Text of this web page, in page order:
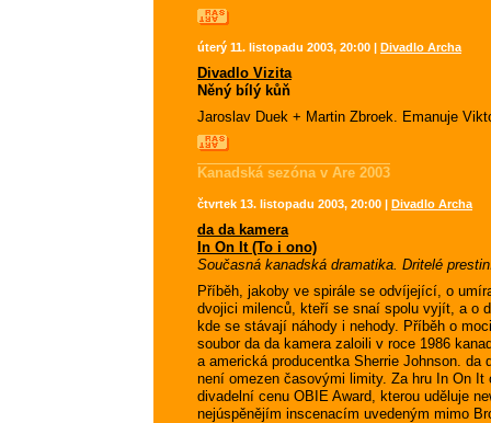
úterý 11. listopadu 2003, 20:00 | Divadlo Archa
Divadlo Vizita
Něný bílý kůň
Jaroslav Duek + Martin Zbroek. Emanuje
Kanadská sezóna v Are 2003
čtvrtek 13. listopadu 2003, 20:00 | Divadlo Archa
da da kamera
In On It (To i ono)
Současná kanadská dramatika. Dritelé
Příběh, jakoby ve spirále se odvíjející, o
dvojici milenců, kteří se snaí spolu vyjít, a o
kde se stávají náhody i nehody. Příběh o
soubor da da kamera zaloili v roce 1986
a americká producentka Sherrie Johnson.
není omezen časovými limity. Za hru In On It
divadelní cenu OBIE Award, kterou uděluje
nejúspěnějím inscenacím uvedeným mimo